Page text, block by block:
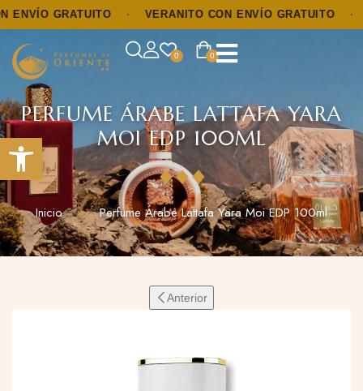
Abrir barra de herramientas
GRATUITO · VERANITO CON ENVÍO GRATUITO ·
0
0
PERFUME ÁRABE LATTAFA YARA
MOI EDP 100ML
Inicio Perfume Árabe Lattafa Yara Moi EDP 100ml
Anterior